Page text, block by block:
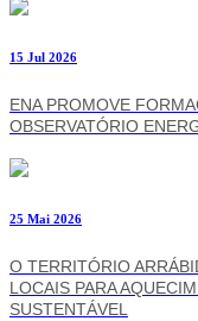
15 Jul 2026
ENA PROMOVE
OBSERVATÓRIO
25 Mai 2026
O TERRITÓRIO
LOCAIS PARA
SUSTENTÁVEL